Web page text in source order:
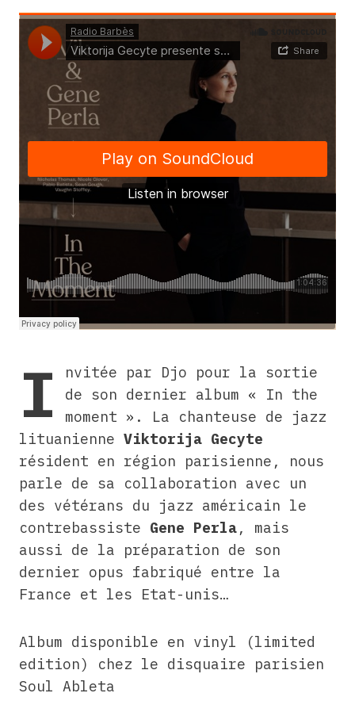
I
nvitée par Djo pour la sortie
de son dernier album « In the
moment ». La chanteuse de jazz
lituanienne Viktorija Gecyte
résident en région parisienne, nous
parle de sa collaboration avec un
des vétérans du jazz américain le
contrebassiste Gene Perla, mais
aussi de la préparation de son
dernier opus fabriqué entre la
France et les Etat-unis…
Album disponible en vinyl (limited
edition) chez le disquaire parisien
Soul Ableta